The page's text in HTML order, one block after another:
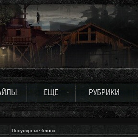
ЕЩЕ РУБРИКИ
Популярные блоги